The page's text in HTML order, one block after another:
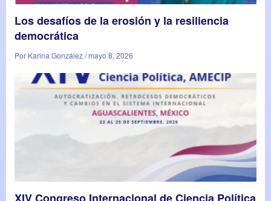
Los desafíos de la erosión y la resiliencia
democrática
Por Karina González / mayo 8, 2026
XIV Congreso Internacional de Ciencia Política